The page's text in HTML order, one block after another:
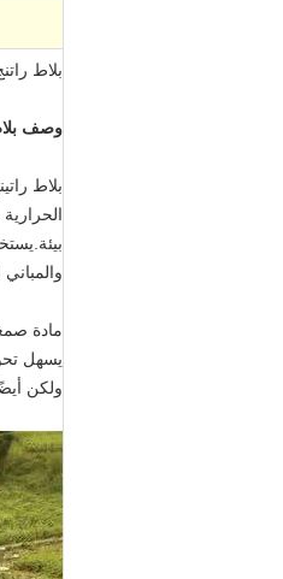
بلاط
وصف
والمباني
مادة
يسهل
ولكن أيضًا متين لمدة 30 عامًا ،